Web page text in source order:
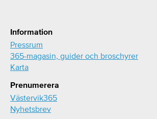
Information
Pressrum
365-magasin, guider och broschyrer
Karta
Prenumerera
Västervik365
Nyhetsbrev